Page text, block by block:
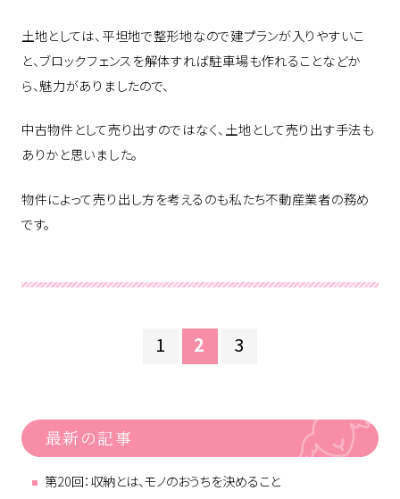
土地としては、平坦地で整形地なので建プランが入りやすいこ
と、ブロックフェンスを解体すれば駐車場も作れることなどか
ら、魅力がありましたので、
中古物件として売り出すのではなく、土地として売り出す手法も
ありかと思いました。
物件によって売り出し方を考えるのも私たち不動産業者の務め
です。
1 2 3
最新の記事
第20回：収納とは、モノのおうちを決めること